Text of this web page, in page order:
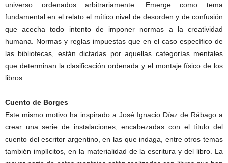
universo ordenados arbitrariamente. Emerge como tema
fundamental en el relato el mítico nivel de desorden y de confusión
que acecha todo intento de imponer normas a la creatividad
humana. Normas y reglas impuestas que en el caso específico de
las bibliotecas, están dictadas por aquellas categorías mentales
que determinan la clasificación ordenada y el montaje físico de los
libros.
Cuento de Borges
Este mismo motivo ha inspirado a José Ignacio Díaz de Rábago a
crear una serie de instalaciones, encabezadas con el título del
cuento del escritor argentino, en las que indaga, entre otros temas
también implícitos, en la materialidad de la escritura y del libro. La